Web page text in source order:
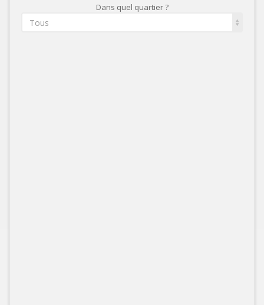
Dans quel quartier ?
Tous